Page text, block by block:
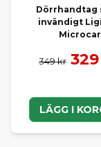
Dörrhandtag
invändigt
Microcar
349 kr
LÄGG I